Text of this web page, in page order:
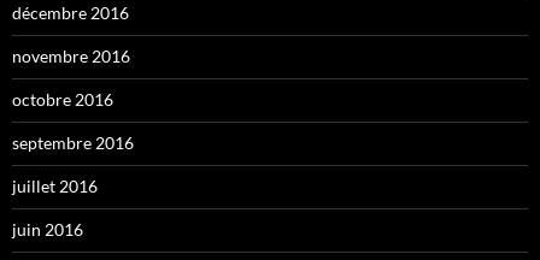
décembre 2016
novembre 2016
octobre 2016
septembre 2016
juillet 2016
juin 2016